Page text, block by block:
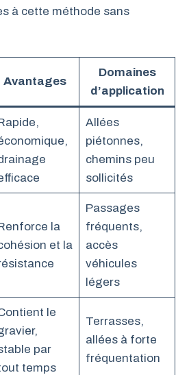
à cette méthode sans
Avantages
Domaines
d’application
Allées
piétonnes,
chemins peu
sollicités
la
et la
Passages
fréquents,
accès
véhicules
légers
le
par
temps
Terrasses,
allées à forte
fréquentation